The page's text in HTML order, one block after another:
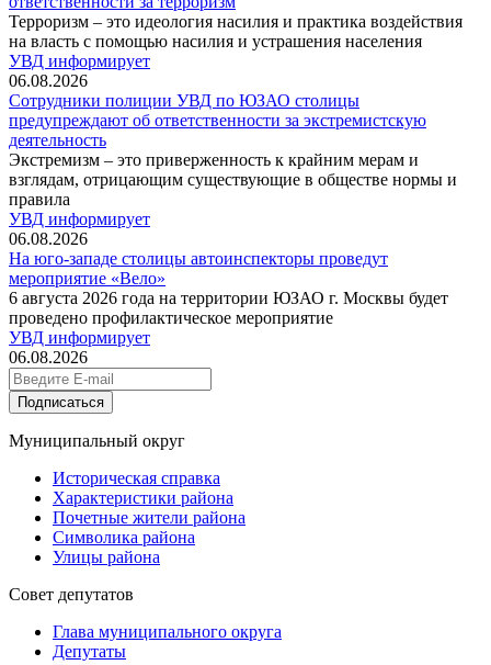
Терроризм – это идеология насилия и практика воздействия
на власть с помощью насилия и устрашения населения
УВД информирует
06.08.2026
Сотрудники полиции УВД по ЮЗАО столицы
предупреждают об ответственности за экстремистскую
деятельность
Экстремизм – это приверженность к крайним мерам и
взглядам, отрицающим существующие в обществе нормы и
правила
УВД информирует
06.08.2026
На юго-западе столицы автоинспекторы проведут
мероприятие «Вело»
6 августа 2026 года на территории ЮЗАО г. Москвы будет
проведено профилактическое мероприятие
УВД информирует
06.08.2026
Подписаться
Муниципальный округ
Историческая справка
Характеристики района
Почетные жители района
Символика района
Улицы района
Совет депутатов
Глава муниципального округа
Депутаты